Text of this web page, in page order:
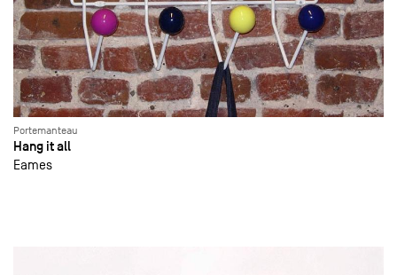
Portemanteau
Hang it all
Eames